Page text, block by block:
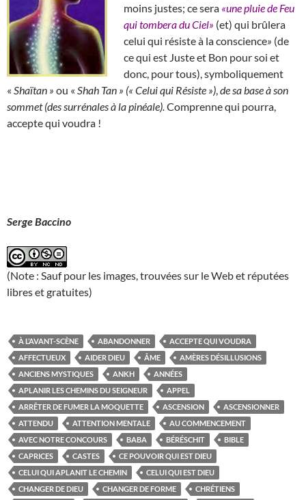
moins justes; ce sera «une pluie de Feu
qui tombera du Ciel» (et) qui brûlera
celui qui résiste à la conscience» (de
ce qui est Juste et Bon pour soi et
donc, pour tous), symboliquement
« Shaïtan » ou « Shah Tan » (« Celui qui Résiste ») de sa base à son
sommet (des surrénales à la pinéale). Comprenne qui pourra,
accepte qui voudra !
Serge Baccino
(Note : Sauf pour les images, trouvées sur le Web et réputées
libres et gratuites)
À L’AVANT-SCÈNE ABANDONNER
ACCEPTE QUI VOUDRA
AFFECTUEUX
AIDER DIEU ÂME
AMÈRES DÉSILLUSIONS
ANCIENS MYSTIQUES
ANKH
ANNÉES
APLANIR LES CHEMINS DU SEIGNEUR
APPEL
ARRÊTER DE FUMER LA MOQUETTE
ASCENSION
ASCENSIONNER
ATTENDU
ATTENTION MENTALE
AU COMMENCEMENT
AVEC NOTRE CONCOURS
BABA BÉRÉSCHIT
BIBLE
CAPRICES
CASTES
CE POUVOIR QUI EST DIEU
CELUI QUI APLANIT LE CHEMIN
CELUI QUI EST DIEU
CHANGER DE DIEU
CHANGER DE FORME CHRÉTIENS